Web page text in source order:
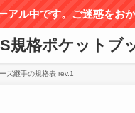
アル中です。ご迷惑をおか
規格ポケットブ
ズ継手の規格表 rev.1